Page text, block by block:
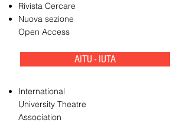
Rivista Cercare
Nuova sezione
Open Access
AITU - IUTA
International
University Theatre
Association